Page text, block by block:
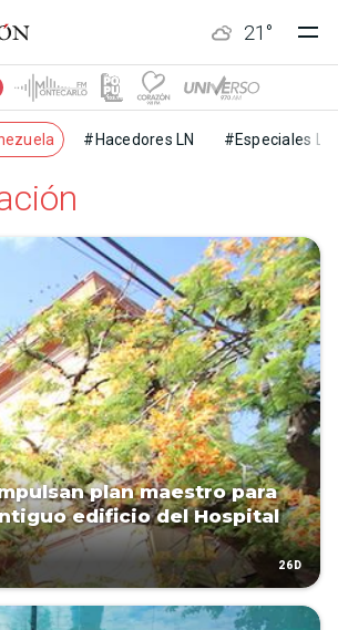
21 °
#Hacedores LN #Especiales LN
plan maestro para
edificio del Hospital
26D